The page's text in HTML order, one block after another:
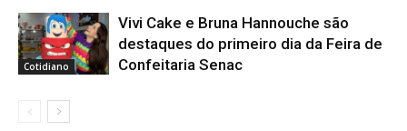
Cotidiano
Vivi Cake e Bruna Hannouche são
destaques do primeiro dia da Feira de
Confeitaria Senac